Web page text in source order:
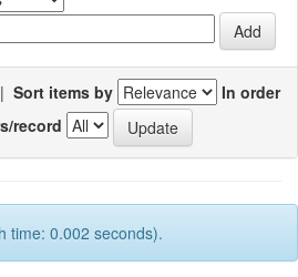
| Sort items by
In order
record
time: 0.002 seconds).